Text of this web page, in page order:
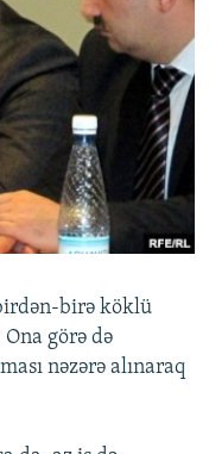
birə köklü
görə də
nəzərə alınaraq